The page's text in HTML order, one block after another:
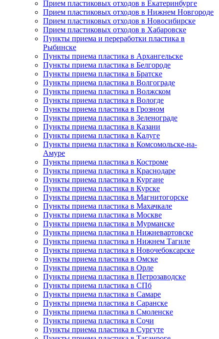
Прием пластиковых отходов в Екатеринбурге
Прием пластиковых отходов в Нижнем Новгороде
Прием пластиковых отходов в Новосибирске
Прием пластиковых отходов в Хабаровске
Пункты приема и переработки пластика в
Рыбинске
Пункты приема пластика в Архангельске
Пункты приема пластика в Белгороде
Пункты приема пластика в Братске
Пункты приема пластика в Волгограде
Пункты приема пластика в Волжском
Пункты приема пластика в Вологде
Пункты приема пластика в Грозном
Пункты приема пластика в Зеленограде
Пункты приема пластика в Казани
Пункты приема пластика в Калуге
Пункты приема пластика в Комсомольске-на-
Амуре
Пункты приема пластика в Костроме
Пункты приема пластика в Краснодаре
Пункты приема пластика в Кургане
Пункты приема пластика в Курске
Пункты приема пластика в Магнитогорске
Пункты приема пластика в Махачкале
Пункты приема пластика в Москве
Пункты приема пластика в Мурманске
Пункты приема пластика в Нижневартовске
Пункты приема пластика в Нижнем Тагиле
Пункты приема пластика в Новочебоксарске
Пункты приема пластика в Омске
Пункты приема пластика в Орле
Пункты приема пластика в Петрозаводске
Пункты приема пластика в СПб
Пункты приема пластика в Самаре
Пункты приема пластика в Саранске
Пункты приема пластика в Смоленске
Пункты приема пластика в Сочи
Пункты приема пластика в Сургуте